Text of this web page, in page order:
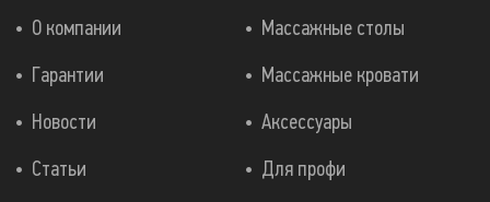
Массажные столы
Массажные кровати
Аксессуары
Для профи
О компании
Гарантии
Новости
Статьи